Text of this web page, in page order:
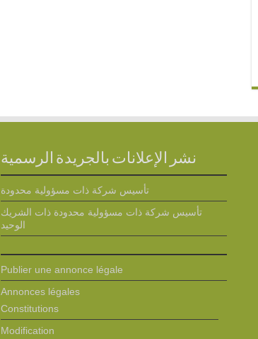
نشر الإعلانات بالجريدة الرسمية
تأسيس شركة ذات مسؤولية محدودة
تأسيس شركة ذات مسؤولية محدودة ذات الشريك
الوحيد
Publier une annonce légale
Annonces légales
Constitutions
Modification